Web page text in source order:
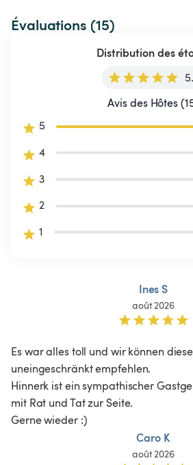
Évaluations (15)
Distribution des
Avis des Hôtes
5
4
3
2
1
Ines S
août 2026
Es war alles toll und wir können
uneingeschränkt empfehlen.
Hinnerk ist ein sympathischer
mit Rat und Tat zur Seite.
Caro K
août 2026